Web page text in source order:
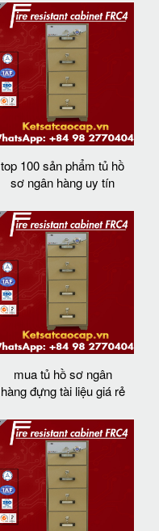
top 100 sản phẩm tủ hồ
sơ ngân hàng uy tín
mua tủ hồ sơ ngân
hàng đựng tài liệu giá rẻ